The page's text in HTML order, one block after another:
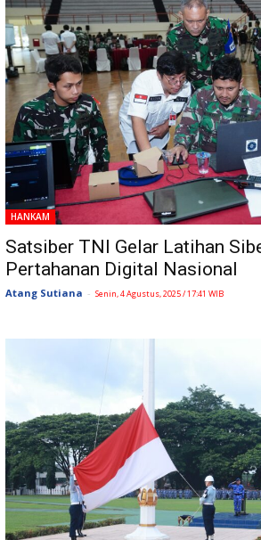
HANKAM
Satsiber TNI Gelar Latihan
Pertahanan Digital Nasional
Atang Sutiana - Senin, 4 Agustus, 2025 / 17:41 WIB